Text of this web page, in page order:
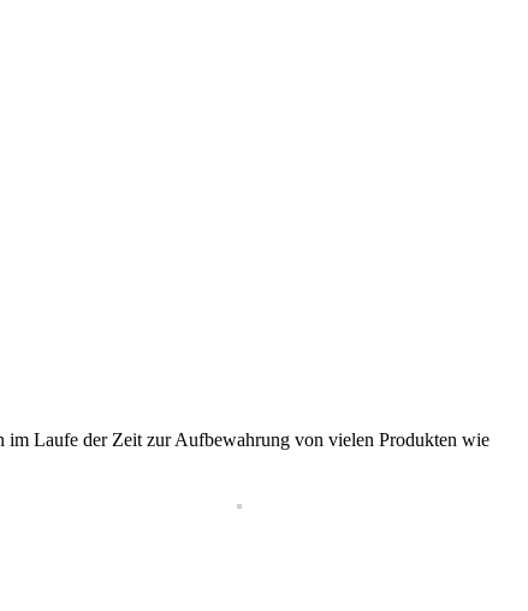
im Laufe der Zeit zur Aufbewahrung von vielen Produkten wie